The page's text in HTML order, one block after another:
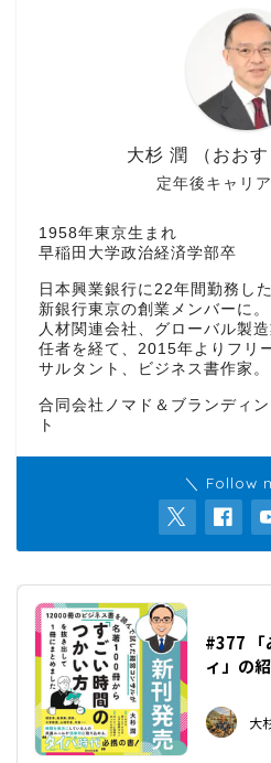
定年後キャリ
大杉 潤 （おおす
1958年東京生まれ
早稲田大学政治経済学部卒
日本興業銀行に22年間勤務し
新銀行東京の創業メンバーに。
人材関連会社、グローバル製
任者を経て、2015年よりフリ
サルタント、ビジネス書作家。
合同会社ノマド＆ブランディ
ト
＼ Follow